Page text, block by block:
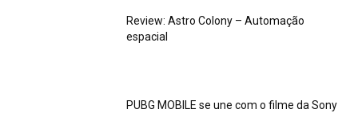
Review: Astro Colony – Automação
espacial
PUBG MOBILE se une com o filme da Sony